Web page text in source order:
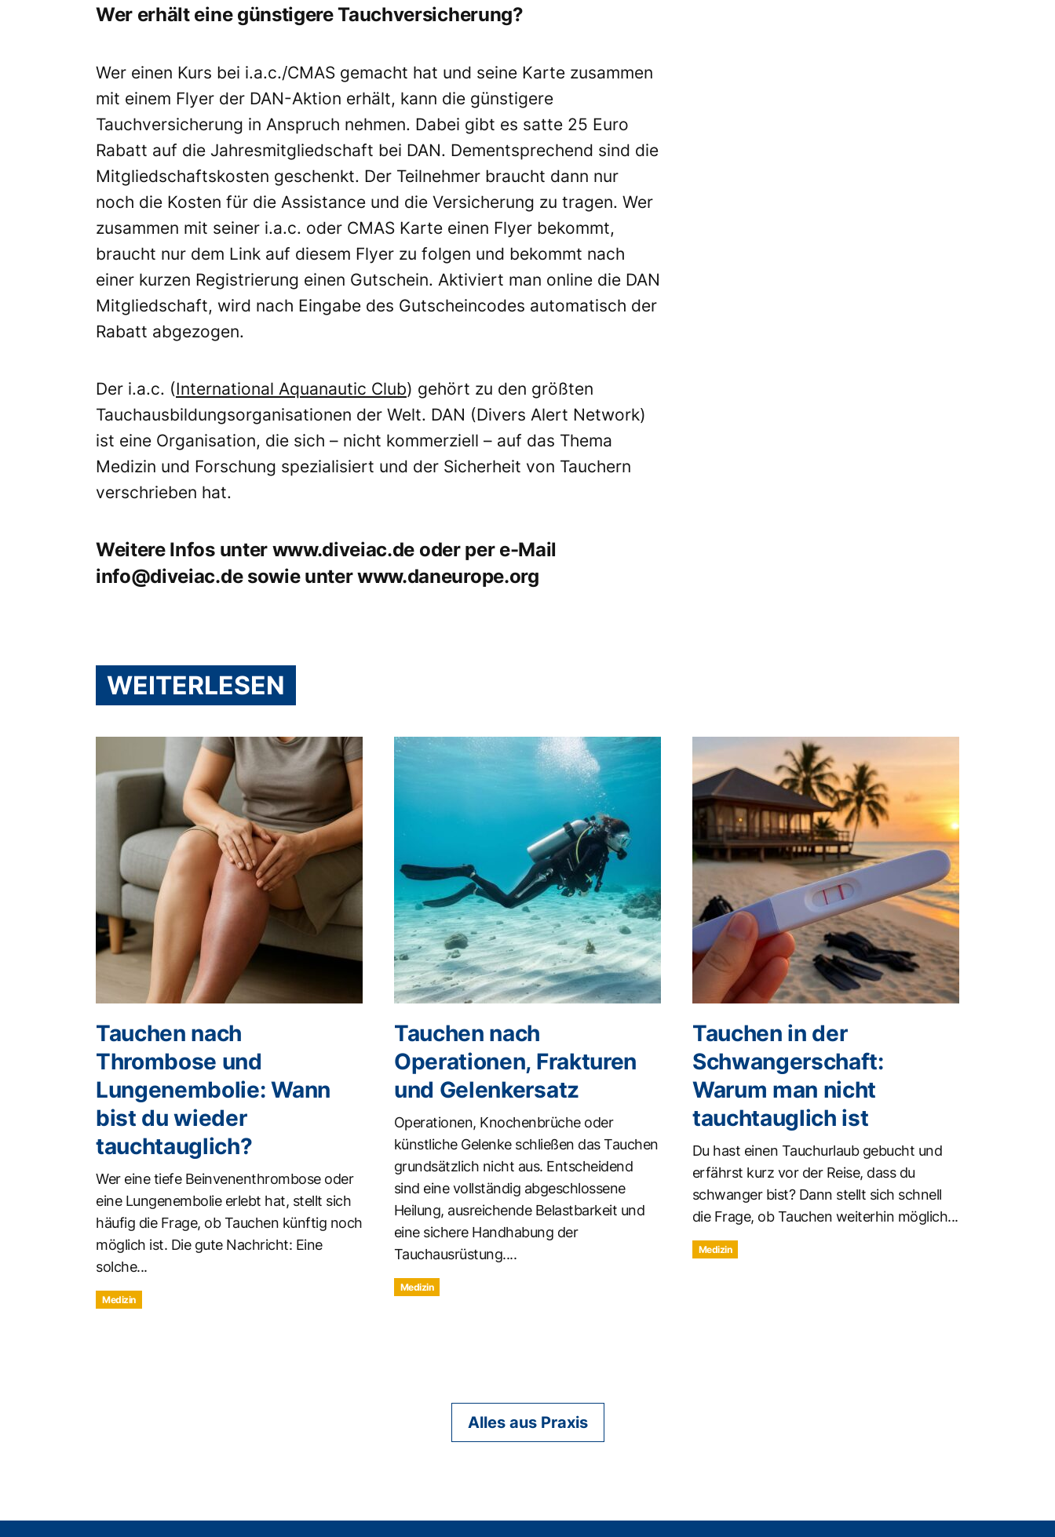
Wer erhält eine günstigere Tauchversicherung?
Wer einen Kurs bei i.a.c./CMAS gemacht hat und seine Karte zusammen
mit einem Flyer der DAN-Aktion erhält, kann die günstigere
Tauchversicherung in Anspruch nehmen. Dabei gibt es satte 25 Euro
Rabatt auf die Jahresmitgliedschaft bei DAN. Dementsprechend sind die
Mitgliedschaftskosten geschenkt. Der Teilnehmer braucht dann nur
noch die Kosten für die Assistance und die Versicherung zu tragen. Wer
zusammen mit seiner i.a.c. oder CMAS Karte einen Flyer bekommt,
braucht nur dem Link auf diesem Flyer zu folgen und bekommt nach
einer kurzen Registrierung einen Gutschein. Aktiviert man online die DAN
Mitgliedschaft, wird nach Eingabe des Gutscheincodes automatisch der
Rabatt abgezogen.
Der i.a.c. (International Aquanautic Club) gehört zu den größten
Tauchausbildungsorganisationen der Welt. DAN (Divers Alert Network)
ist eine Organisation, die sich – nicht kommerziell – auf das Thema
Medizin und Forschung spezialisiert und der Sicherheit von Tauchern
verschrieben hat.
Weitere Infos unter www.diveiac.de oder per e-Mail
info@diveiac.desowie unterwww.daneurope.org
WEITERLESEN
Tauchen nach
Thrombose und
Lungenembolie: Wann
bist du wieder
tauchtauglich?
Wer eine tiefe Beinvenenthrombose oder
eine Lungenembolie erlebt hat, stellt sich
häufig die Frage, ob Tauchen künftig noch
möglich ist. Die gute Nachricht: Eine
solche...
Medizin
Tauchen nach
Operationen, Frakturen
und Gelenkersatz
Operationen, Knochenbrüche oder
künstliche Gelenke schließen das Tauchen
grundsätzlich nicht aus. Entscheidend
sind eine vollständig abgeschlossene
Heilung, ausreichende Belastbarkeit und
eine sichere Handhabung der
Tauchausrüstung....
Medizin
Tauchen in der
Schwangerschaft:
Warum man nicht
tauchtauglich ist
Du hast einen Tauchurlaub gebucht und
erfährst kurz vor der Reise, dass du
schwanger bist? Dann stellt sich schnell
die Frage, ob Tauchen weiterhin möglich...
Medizin
Alles aus Praxis